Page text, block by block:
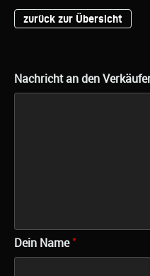
zurück zur Übersicht
Nachricht an den
Dein Name *